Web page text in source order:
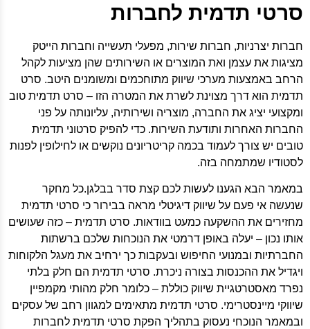
סרטי תדמית לחברות
חברות יצרניות, חברות שירות, מפעלי תעשייה וחברות הייטק
מציגות את עצמן ואת המוצרים או השירותים שהן מציעות לקהל
הרחב באמצעות מערכי שיווק מתוחכמים ומשומנים היטב. סרט
תדמית הוא דרך מצוינת לשרת את המטרה הזו – סרט תדמית טוב
ומקצועי יציג את החברה, מוצריה ושירותיה, עליונותה על פני
החברות האחרות ותודעת השירות. כדי להפיק סרטוני תדמית
טובים יש צורך לעמוד בכמה קריטריונים נוקשים או לחילופין לפנות
לסטודיו שמתמחה בזה.
במאמר הבא הגענו לעשות לכם קצת סדר בבלגן.כל מחקר
שנעשה אי פעם על שיווק דיגיטלי מראה בבירור כי סרטי תדמית
מחזירים את ההשקעה כמעט בוודאות. סרט תדמית – כזה שעושים
אותו נכון – יעלה באופן דרמטי את הנוכחות שלכם ברשתות
החברתיות ובמנועי החיפוש ובעקבות כך ירחיב את מעגל הלקוחות
ויגדיל את ההכנסות בצורה ניכרת. סרטי תדמית הם חלק בלתי
נפרד מאסטרטגיית שיווק כוללת – כלומר חלק מהותי מקמפיין
שיווקי מיינסטרימי. סרטי תדמית מתאימים למגוון רחב של עסקים
ובמאמר הנוכחי נעסוק בתהליך הפקת סרטי תדמית לחברות